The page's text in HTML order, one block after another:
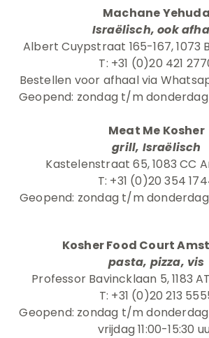
Machane Yehuda
Israëlisch, ook
Albert Cuypstraat 165-167, 1073
T: +31 (0)20 421
Bestellen voor afhaal via
Geopend: zondag t/m donderdag
Meat Me Kosher
grill, Israëlisch
Kastelenstraat 65, 1083 CC
T: +31 (0)20 354
Geopend: zondag t/m donderdag
Kosher Food Court
pasta, pizza, vis
Professor Bavincklaan 5, 1183
T: +31 (0)20 213
Geopend: zondag t/m donderdag
vrijdag 11:00-15:30